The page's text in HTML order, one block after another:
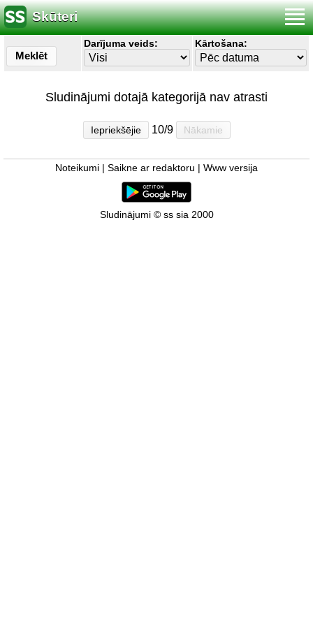
Skūteri
Meklēt
Darījuma veids: Kārtošana:
Sludinājumi dotajā kategorijā nav atrasti
Iepriekšējie 10/9 Nākamie
Noteikumi Saikne ar redaktoru Www versija
Sludinājumi © ss sia 2000